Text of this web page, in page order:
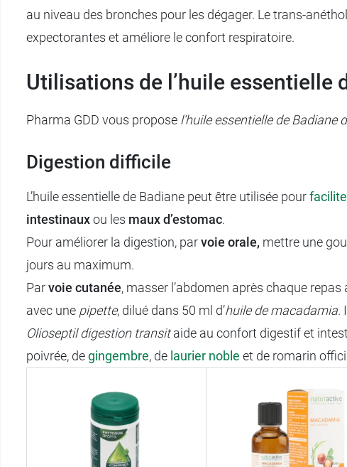
au niveau des bronches pour les dégager. Le trans-
expectorantes et améliore le confort respiratoire.
Utilisations de l’huile essentielle
Pharma GDD vous propose l’huile essentielle de Badiane
Digestion difficile
L’huile essentielle de Badiane peut être utilisée pour
intestinauxou les maux d’estomac.
Pour améliorer la digestion, parvoie orale, mettre une
jours au maximum.
Parvoie cutanée, masser l’abdomen après chaque
avec une pipette, dilué dans 50 ml d’huile de macadamia.
Olioseptil digestion transitaide au confort digestif et
poivrée, degingembre, de laurier noble et de romarin